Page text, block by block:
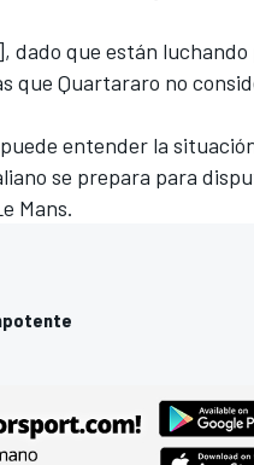
dado que están luchando
que Quartararo no
entender la
se prepara para
Mans.